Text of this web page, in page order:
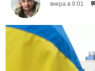
вчера в 9:01